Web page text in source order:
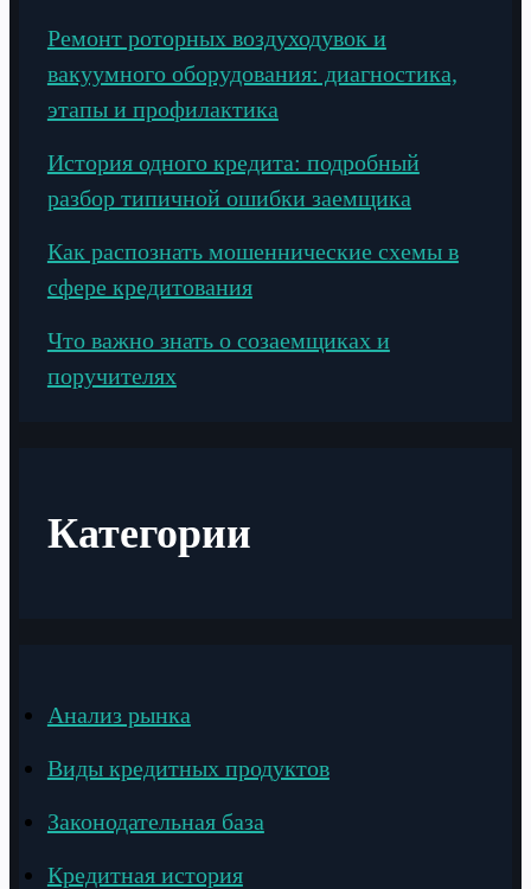
Ремонт роторных воздуходувок и
вакуумного оборудования: диагностика,
этапы и профилактика
История одного кредита: подробный
разбор типичной ошибки заемщика
Как распознать мошеннические схемы в
сфере кредитования
Что важно знать о созаемщиках и
поручителях
Категории
Анализ рынка
Виды кредитных продуктов
Законодательная база
Кредитная история